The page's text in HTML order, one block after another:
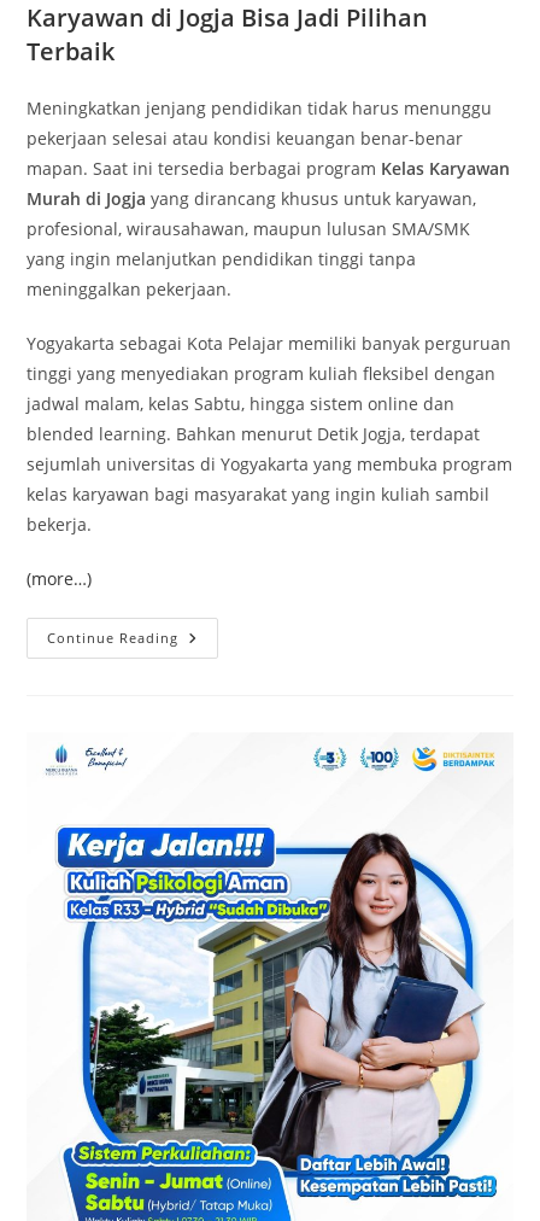
Karyawan di Jogja Bisa Jadi Pilihan
Terbaik
Meningkatkan jenjang pendidikan tidak harus menunggu
pekerjaan selesai atau kondisi keuangan benar-benar
mapan. Saat ini tersedia berbagai program Kelas Karyawan
Murah di Jogja yang dirancang khusus untuk karyawan,
profesional, wirausahawan, maupun lulusan SMA/SMK
yang ingin melanjutkan pendidikan tinggi tanpa
meninggalkan pekerjaan.
Yogyakarta sebagai Kota Pelajar memiliki banyak perguruan
tinggi yang menyediakan program kuliah fleksibel dengan
jadwal malam, kelas Sabtu, hingga sistem online dan
blended learning. Bahkan menurut Detik Jogja, terdapat
sejumlah universitas di Yogyakarta yang membuka program
kelas karyawan bagi masyarakat yang ingin kuliah sambil
bekerja.
(more…)
Continue Reading Kelas
Karyawan
Terjangkau